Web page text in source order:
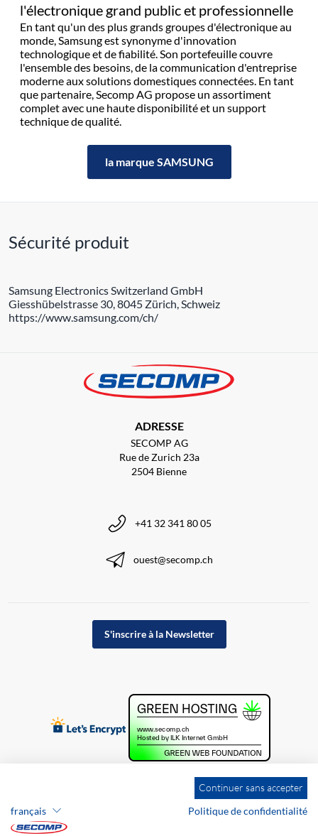
l'électronique grand public et professionnelle
En tant qu'un des plus grands groupes d'électronique au
monde, Samsung est synonyme d'innovation
technologique et de fiabilité. Son portefeuille couvre
l'ensemble des besoins, de la communication d'entreprise
moderne aux solutions domestiques connectées. En tant
que partenaire, Secomp AG propose un assortiment
complet avec une haute disponibilité et un support
technique de qualité.
la marque SAMSUNG
Sécurité produit
Samsung Electronics Switzerland GmbH
Giesshübelstrasse 30, 8045 Zürich, Schweiz
https://www.samsung.com/ch/
ADRESSE
SECOMP AG
Rue de Zurich 23a
2504 Bienne
+41 32 341 80 05
ouest@secomp.ch
S'inscrire à la Newsletter
Continuer sans accepter
français
Politique de confidentialité